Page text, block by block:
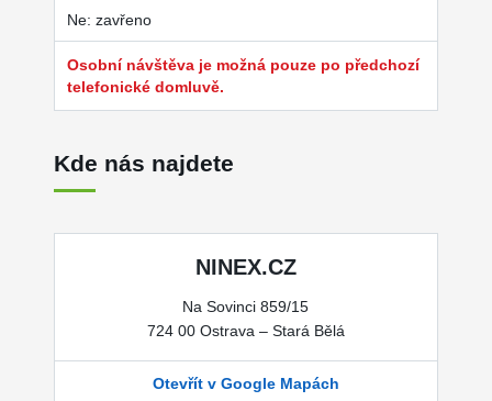
Ne: zavřeno
Osobní návštěva je možná pouze po předchozí
telefonické domluvě.
Kde nás najdete
NINEX.CZ
Na Sovinci 859/15
724 00 Ostrava – Stará Bělá
Otevřít v Google Mapách